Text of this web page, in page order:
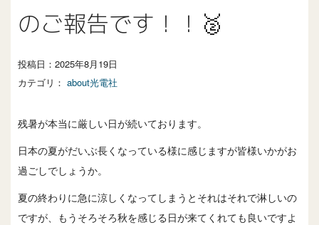
のご報告です！！🥈
投稿日： 2025年8月19日
カテゴリ： about光電社
残暑が本当に厳しい日が続いております。
日本の夏がだいぶ長くなっている様に感じますが皆様いかがお
過ごしでしょうか。
夏の終わりに急に涼しくなってしまうとそれはそれで淋しいの
ですが、もうそろそろ秋を感じる日が来てくれても良いですよ